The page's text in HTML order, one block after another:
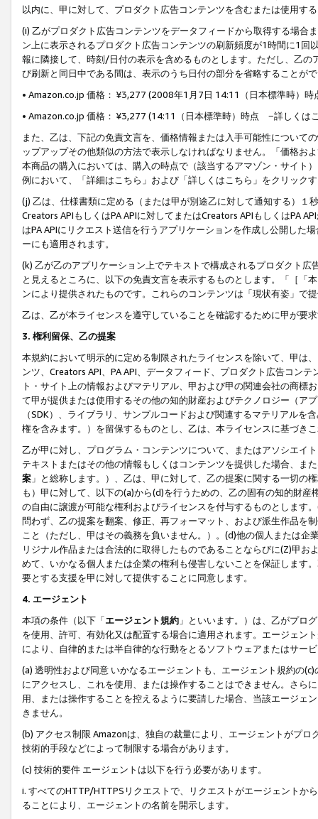
以内に、甲に対して、プロダクト広告コンテンツを含むまたは使用す
(i) 乙がプロダクト広告コンテンツをデータフィードから取得する場合
ン上に表示されるプロダクト広告コンテンツの刷新頻度が1時間に1
報に隣接して、時刻/日付の表示を含めるものとします。ただし、乙
び刷新と同日中である間は、表示のうち日付の部分を省略することが
• Amazon.co.jp 価格： ¥3,277 (2008年1月7日 14:11（日本標準時）
• Amazon.co.jp 価格： ¥3,277 (14:11（日本標準時）時点 −詳しくは
また、乙は、下記の免責文言を、価格情報または入手可能性について
ップアップその他類似の方法で表示しなければなりません。「価格
本商品の購入においては、購入の時点で（該当するアマゾン・サイト
例において、「詳細はこちら」および「詳しくはこちら」をクリック
(j) 乙は、仕様書類に定める（または甲が別途乙に対して通知する）
Creators APIもしくはPA APIに対してまたはCreators APIもしくはPA
はPA APIにリクエスト送信を行うアプリケーションを作成し公開した
ーにも適用されます。
(k) 乙が乙のアプリケーション上でテキストで構成されるプロダクト
と見えるところに、以下の免責文言を表示するものとします。「［「
ンにより提供されたものです。これらのコンテンツは「現状有姿」で
乙は、乙が本ライセンスを遵守していることを確認するために甲が要
3. 権利留保、乙の提案
本規約において明示的に定める制限されたライセンスを除いて、甲は
ンツ、Creators API、PA API、データフィード、プロダクト広告コン
ト・サイト上の情報およびマテリアル、甲および甲の関連会社の商
て甲が提供または使用するその他の知的財産およびテクノロジー（ア
（SDK）、ライブラリ、サンプルコードおよび関連するマテリアル
権を含みます。）を留保するものとし、乙は、本ライセンスに基づき
乙が甲に対し、プログラム・コンテンツについて、またはアソシエイ
テキストまたはその他の情報もしくはコンテンツを提供した場合、ま
案 」と総称します。）、乙は、甲に対して、乙の提案に関する一切
も）甲に対して、以下の(a)から(d)を行うための、乙の固有の知的財
の自由に譲渡が可能な権利およびライセンスを付与するものとします
問わず、乙の提案を翻案、修正、再フォーマット、および派生作品を
こと（ただし、甲はその義務を負いません。）。(d)他の個人または
リジナル作品または合法的に取得したものであることならびに(Z)甲
めて、いかなる個人または企業の権利も侵害しないことを保証します
要とする支援を甲に対して提供することに同意します。
4. エージェント
本項の条件（以下「エージェント規約 」といいます。）は、乙がプロ
を使用、許可、有効化又は配置する場合に適用されます。エージェン
により、自律的または半自律的な行動をとるソフトウェアまたはサー
(a) 透明性および同意 いかなるエージェントも、エージェント規約の
にアクセスし、これを使用、または操作することはできません。さら
用、または操作することを控えるように要請した場合、当該エージェ
きません。
(b) アクセス制限 Amazonは、独自の裁量により、エージェントがプ
技術的手段などによって制限する場合があります。
(c) 技術的要件 エージェントは以下を行う必要があります。
i. すべてのHTTP/HTTPSリクエストで、リクエストがエージェントか
ることにより、エージェントの名前を開示します。